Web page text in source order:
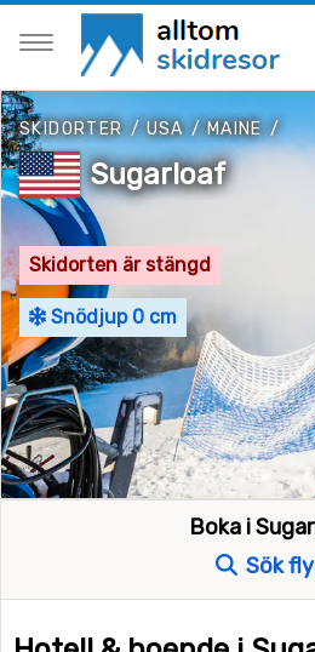
SKIDORTER / USA/MAINE /
Sugarloaf
Skidorten är stängd
Snödjup 0 cm
Boka i
Sök